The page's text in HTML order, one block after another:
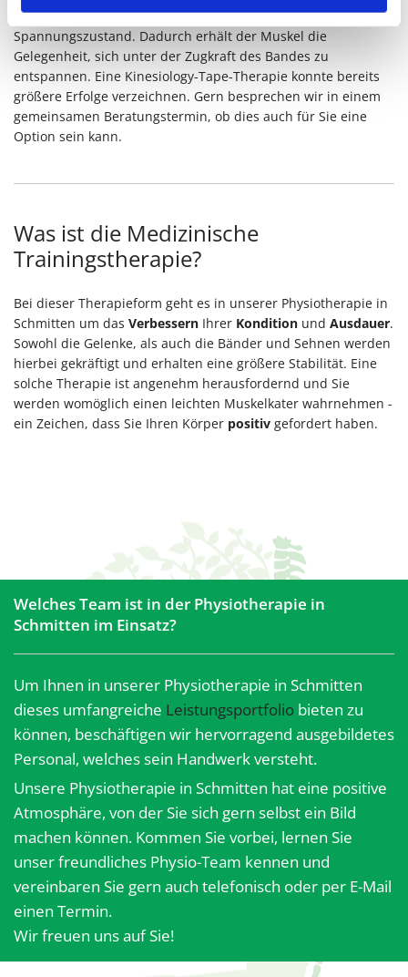
geklebt und sorgen dort für einen verstärkten
Spannungszustand. Dadurch erhält der Muskel die
Gelegenheit, sich unter der Zugkraft des Bandes zu
entspannen. Eine Kinesiology-Tape-Therapie konnte bereits
größere Erfolge verzeichnen. Gern besprechen wir in einem
gemeinsamen Beratungstermin, ob dies auch für Sie eine
Option sein kann.
Was ist die Medizinische
Trainingstherapie?
Bei dieser Therapieform geht es in unserer Physiotherapie in
Schmitten um das Verbessern Ihrer Kondition und Ausdauer.
Sowohl die Gelenke, als auch die Bänder und Sehnen werden
hierbei gekräftigt und erhalten eine größere Stabilität. Eine
solche Therapie ist angenehm herausfordernd und Sie
werden womöglich einen leichten Muskelkater wahrnehmen -
ein Zeichen, dass Sie Ihren Körper positiv gefordert haben.
Welches Team ist in der Physiotherapie in
Schmitten im Einsatz?
Um Ihnen in unserer Physiotherapie in Schmitten
dieses umfangreiche Leistungsportfolio bieten zu
können, beschäftigen wir hervorragend ausgebildetes
Personal, welches sein Handwerk versteht.
Unsere Physiotherapie in Schmitten hat eine positive
Atmosphäre, von der Sie sich gern selbst ein Bild
machen können. Kommen Sie vorbei, lernen Sie
unser freundliches Physio-Team kennen und
vereinbaren Sie gern auch telefonisch oder per E-Mail
einen Termin.
Wir freuen uns auf Sie!